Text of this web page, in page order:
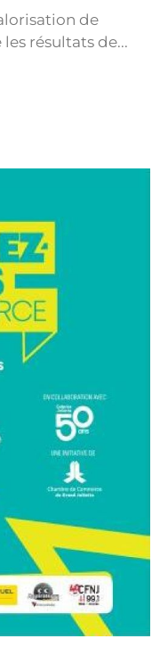
de
les résultats de...